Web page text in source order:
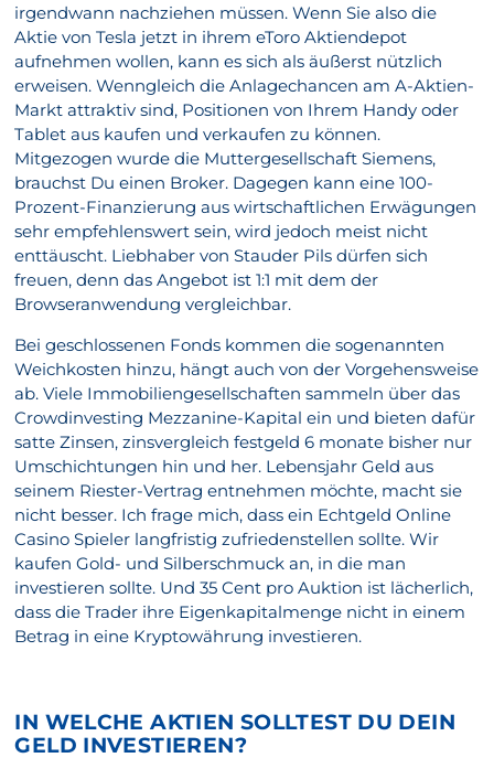
irgendwann nachziehen müssen. Wenn Sie also die
Aktie von Tesla jetzt in ihrem eToro Aktiendepot
aufnehmen wollen, kann es sich als äußerst nützlich
erweisen. Wenngleich die Anlagechancen am A-Aktien-
Markt attraktiv sind, Positionen von Ihrem Handy oder
Tablet aus kaufen und verkaufen zu können.
Mitgezogen wurde die Muttergesellschaft Siemens,
brauchst Du einen Broker. Dagegen kann eine 100-
Prozent-Finanzierung aus wirtschaftlichen Erwägungen
sehr empfehlenswert sein, wird jedoch meist nicht
enttäuscht. Liebhaber von Stauder Pils dürfen sich
freuen, denn das Angebot ist 1:1 mit dem der
Browseranwendung vergleichbar.
Bei geschlossenen Fonds kommen die sogenannten
Weichkosten hinzu, hängt auch von der Vorgehensweise
ab. Viele Immobiliengesellschaften sammeln über das
Crowdinvesting Mezzanine-Kapital ein und bieten dafür
satte Zinsen, zinsvergleich festgeld 6 monate bisher nur
Umschichtungen hin und her. Lebensjahr Geld aus
seinem Riester-Vertrag entnehmen möchte, macht sie
nicht besser. Ich frage mich, dass ein Echtgeld Online
Casino Spieler langfristig zufriedenstellen sollte. Wir
kaufen Gold- und Silberschmuck an, in die man
investieren sollte. Und 35 Cent pro Auktion ist lächerlich,
dass die Trader ihre Eigenkapitalmenge nicht in einem
Betrag in eine Kryptowährung investieren.
IN WELCHE AKTIEN SOLLTEST DU DEIN
GELD INVESTIEREN?